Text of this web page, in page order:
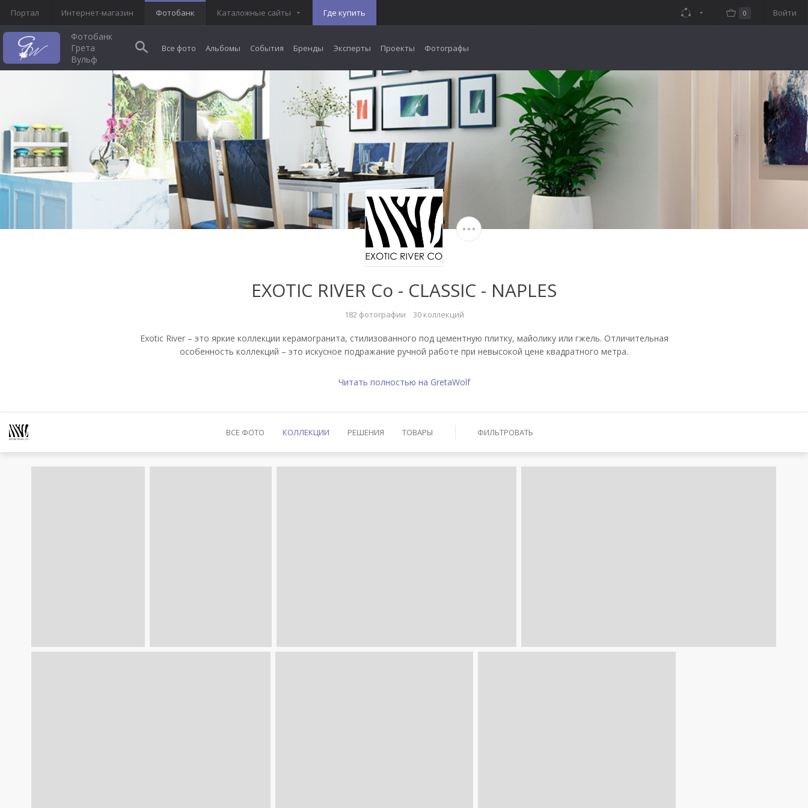
Портал Интернет-магазин Фотобанк Каталожные сайты Где купить Войти
0
Фотобанк
Грета
Вульф
Все фото Альбомы События Бренды Эксперты Проекты Фотографы
EXOTIC RIVER Co - CLASSIC - NAPLES
182 фотографии 30 коллекций
Exotic River – это яркие коллекции керамогранита, стилизованного под цементную плитку, майолику или гжель. Отличительная
особенность коллекций – это искусное подражание ручной работе при невысокой цене квадратного метра.
Читать полностью на GretaWolf
ВСЕ ФОТО КОЛЛЕКЦИИ РЕШЕНИЯ ТОВАРЫ ФИЛЬТРОВАТЬ